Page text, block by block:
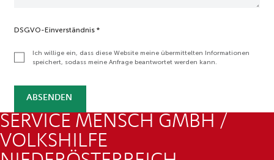
DSGVO-Einverständnis *
Ich willige ein, dass diese Website meine übermittelten Informationen
speichert, sodass meine Anfrage beantwortet werden kann.
ABSENDEN
SERVICE MENSCH GMBH /
VOLKSHILFE